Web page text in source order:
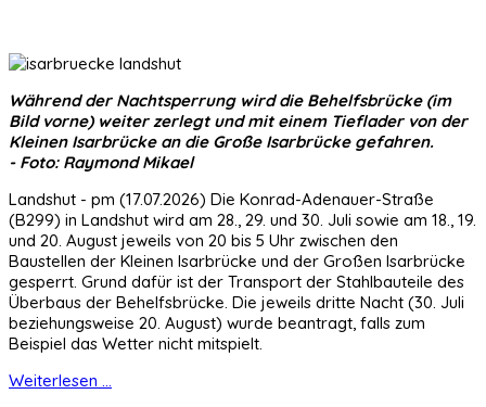
Während der Nachtsperrung wird die Behelfsbrücke (im
Bild vorne) weiter zerlegt und mit einem Tieflader von der
Kleinen Isarbrücke an die Große Isarbrücke gefahren.
- Foto: Raymond Mikael
Landshut - pm (17.07.2026) Die Konrad-Adenauer-Straße
(B299) in Landshut wird am 28., 29. und 30. Juli sowie am 18., 19.
und 20. August jeweils von 20 bis 5 Uhr zwischen den
Baustellen der Kleinen Isarbrücke und der Großen Isarbrücke
gesperrt. Grund dafür ist der Transport der Stahlbauteile des
Überbaus der Behelfsbrücke. Die jeweils dritte Nacht (30. Juli
beziehungsweise 20. August) wurde beantragt, falls zum
Beispiel das Wetter nicht mitspielt.
Weiterlesen ...